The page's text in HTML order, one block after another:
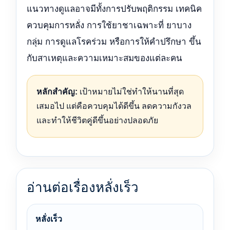
แนวทางดูแลอาจมีทั้งการปรับพฤติกรรม เทคนิค
ควบคุมการหลั่ง การใช้ยาชาเฉพาะที่ ยาบาง
กลุ่ม การดูแลโรคร่วม หรือการให้คำปรึกษา ขึ้น
กับสาเหตุและความเหมาะสมของแต่ละคน
หลักสำคัญ: เป้าหมายไม่ใช่ทำให้นานที่สุด
เสมอไป แต่คือควบคุมได้ดีขึ้น ลดความกังวล
และทำให้ชีวิตคู่ดีขึ้นอย่างปลอดภัย
อ่านต่อเรื่องหลั่งเร็ว
หลั่งเร็ว